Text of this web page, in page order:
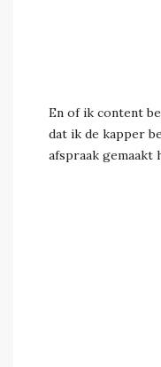
En of ik content
dat ik de kapper
afspraak gemaakt